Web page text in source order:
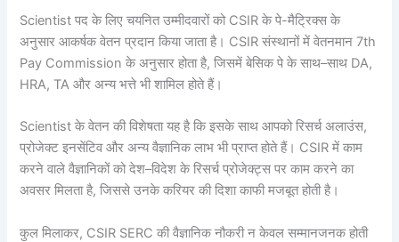
Scientist पद के लिए चयनित उम्मीदवारों को CSIR के पे-मैट्रिक्स के
अनुसार आकर्षक वेतन प्रदान किया जाता है। CSIR संस्थानों में वेतनमान 7th
Pay Commission के अनुसार होता है, जिसमें बेसिक पे के साथ–साथ DA,
HRA, TA और अन्य भत्ते भी शामिल होते हैं।
Scientist के वेतन की विशेषता यह है कि इसके साथ आपको रिसर्च अलाउंस,
प्रोजेक्ट इनसेंटिव और अन्य वैज्ञानिक लाभ भी प्राप्त होते हैं। CSIR में काम
करने वाले वैज्ञानिकों को देश–विदेश के रिसर्च प्रोजेक्ट्स पर काम करने का
अवसर मिलता है, जिससे उनके करियर की दिशा काफी मजबूत होती है।
कुल मिलाकर, CSIR SERC की वैज्ञानिक नौकरी न केवल सम्मानजनक होती